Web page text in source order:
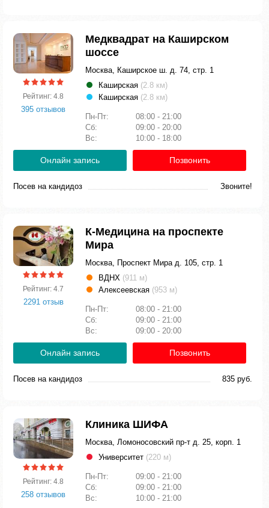
Рейтинг: 4.8
395 отзывов
Медквадрат на Каширском
шоссе
Москва, Каширское ш. д. 74, стр. 1
Каширская (2.8 км)
Каширская (2.8 км)
Пн-Пт:
08:00 - 21:00
Сб:
09:00 - 20:00
Вс:
10:00 - 18:00
Онлайн запись Позвонить
Посев на кандидоз Звоните!
Рейтинг: 4.7
2291 отзыв
К-Медицина на проспекте
Мира
Москва, Проспект Мира д. 105, стр. 1
ВДНХ (911 м)
Алексеевская (953 м)
Пн-Пт:
08:00 - 21:00
Сб:
09:00 - 21:00
Вс:
09:00 - 20:00
Онлайн запись Позвонить
Посев на кандидоз 835 руб.
Рейтинг: 4.8
258 отзывов
Клиника ШИФА
Москва, Ломоносовский пр-т д. 25, корп. 1
Университет (220 м)
Пн-Пт:
09:00 - 21:00
Сб:
09:00 - 21:00
Вс:
10:00 - 21:00